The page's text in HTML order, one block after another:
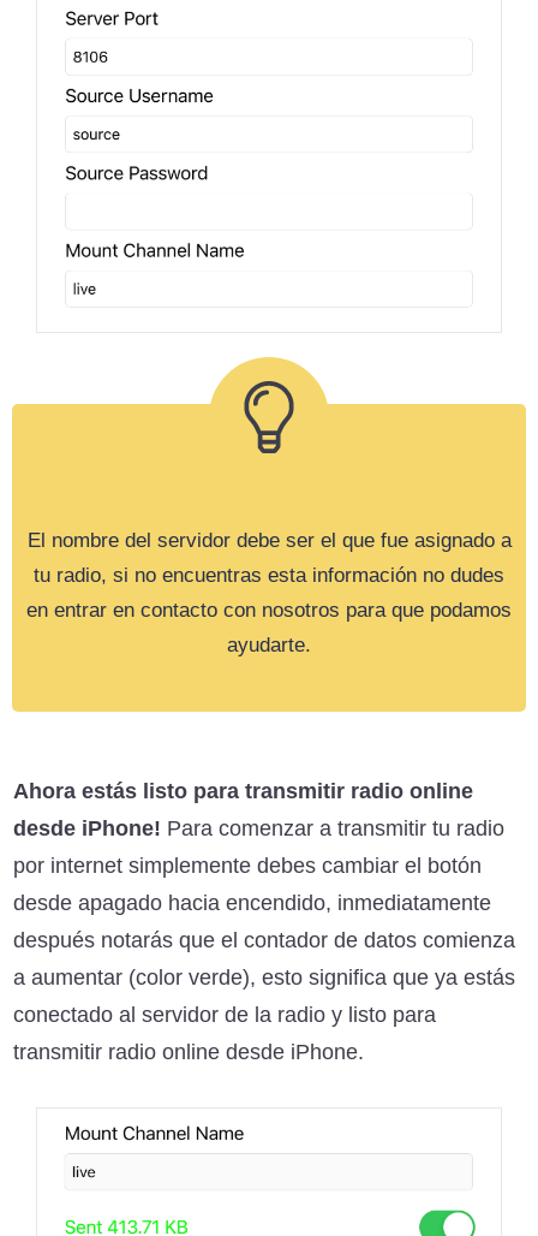
El nombre del servidor debe ser el que fue asignado a
tu radio, si no encuentras esta información no dudes
en entrar en contacto con nosotros para que podamos
ayudarte.
Ahora estás listo para transmitir radio online
desde iPhone! Para comenzar a transmitir tu radio
por internet simplemente debes cambiar el botón
desde apagado hacia encendido, inmediatamente
después notarás que el contador de datos comienza
a aumentar (color verde), esto significa que ya estás
conectado al servidor de la radio y listo para
transmitir radio online desde iPhone.